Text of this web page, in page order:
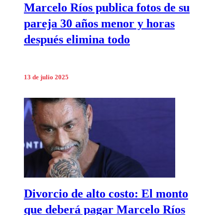
Marcelo Ríos publica fotos de su
pareja 30 años menor y horas
después elimina todo
13 de julio 2025
Divorcio de alto costo: El monto
que deberá pagar Marcelo Ríos